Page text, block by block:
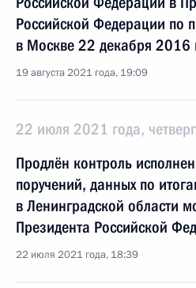
Российской Федерации по
в Москве 22 декабря 2016
19 августа 2021 года, 19:09
22 июля 2021 года, четверг
Продлён контроль
поручений, данных по
в Ленинградской области
Президента Российской
22 июля 2021 года, 18:39